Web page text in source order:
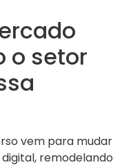
o setor
vem para mudar
remodelando